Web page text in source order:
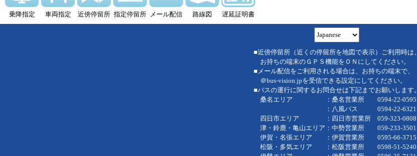
乗降指定 車両指定 近傍停留所 指定停留所 メール配信 路線図 遅延証明書
■近傍停留所（近くの停留所を地図で表示）ご利用時は、
お持ちの端末のＧＰＳ機能をＯＮにしてください。
■メール配信をご利用される場合は、お持ちの端末で、
＠bus-vision.jpを受信できる設定にしてください。
■バスの運行に関するお問合せは下記までお願いします。
桑名エリア ：桑名営業所 0594-22-0595
：八風バス 0594-22-6321
四日市エリア ：四日市営業所 059-323-0808
津・鈴鹿・亀山エリア：中勢営業所 059-233-3501
伊賀・名張エリア ：伊賀営業所 0595-66-3715
松阪・多気エリア ：松阪営業所 0598-51-5240